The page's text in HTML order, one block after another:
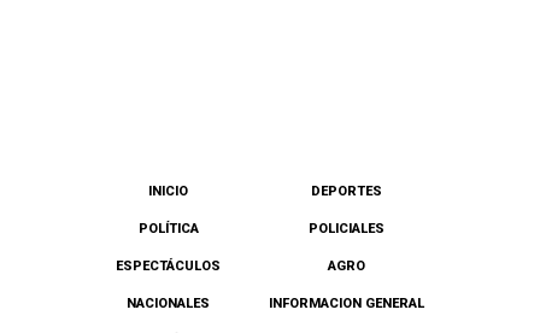
INICIO DEPORTES
POLÍTICA POLICIALES
ESPECTÁCULOS AGRO
NACIONALES INFORMACION GENERAL